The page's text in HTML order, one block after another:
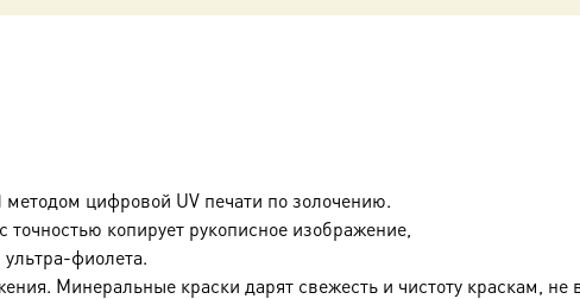
цифровой UV печати по золочению.
копирует рукописное изображение,
фиолета.
Минеральные краски дарят свежесть и чистоту краскам,